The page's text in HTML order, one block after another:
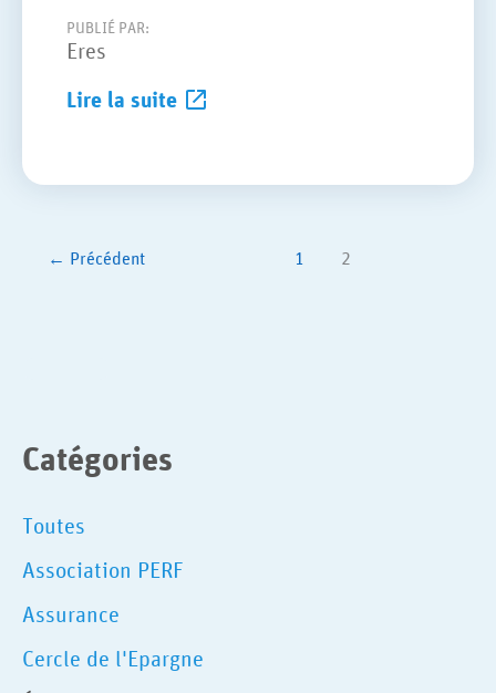
PUBLIÉ PAR:
Eres
Lire la suite
← Précédent 1 2
Catégories
Toutes
Association PERF
Assurance
Cercle de l'Epargne